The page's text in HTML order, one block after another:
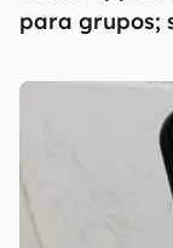
para grupos;